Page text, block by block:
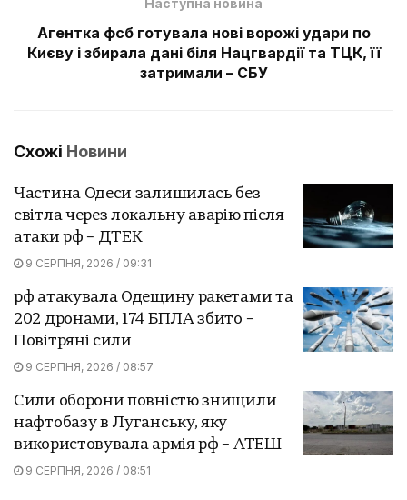
Агентка фсб готувала нові ворожі удари по
Києву і збирала дані біля Нацгвардії та ТЦК, її
затримали – СБУ
Схожі Новини
Частина Одеси залишилась без
світла через локальну аварію після
атаки рф – ДТЕК
9 СЕРПНЯ, 2026 / 09:31
рф атакувала Одещину ракетами та
202 дронами, 174 БПЛА збито –
Повітряні сили
9 СЕРПНЯ, 2026 / 08:57
Сили оборони повністю знищили
нафтобазу в Луганську, яку
використовувала армія рф – АТЕШ
9 СЕРПНЯ, 2026 / 08:51